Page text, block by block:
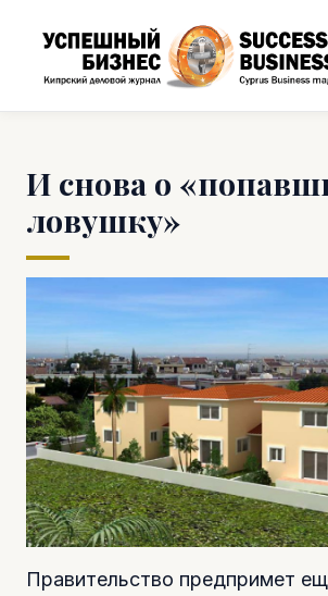
И снова о
ловушку»
Правительство предпримет